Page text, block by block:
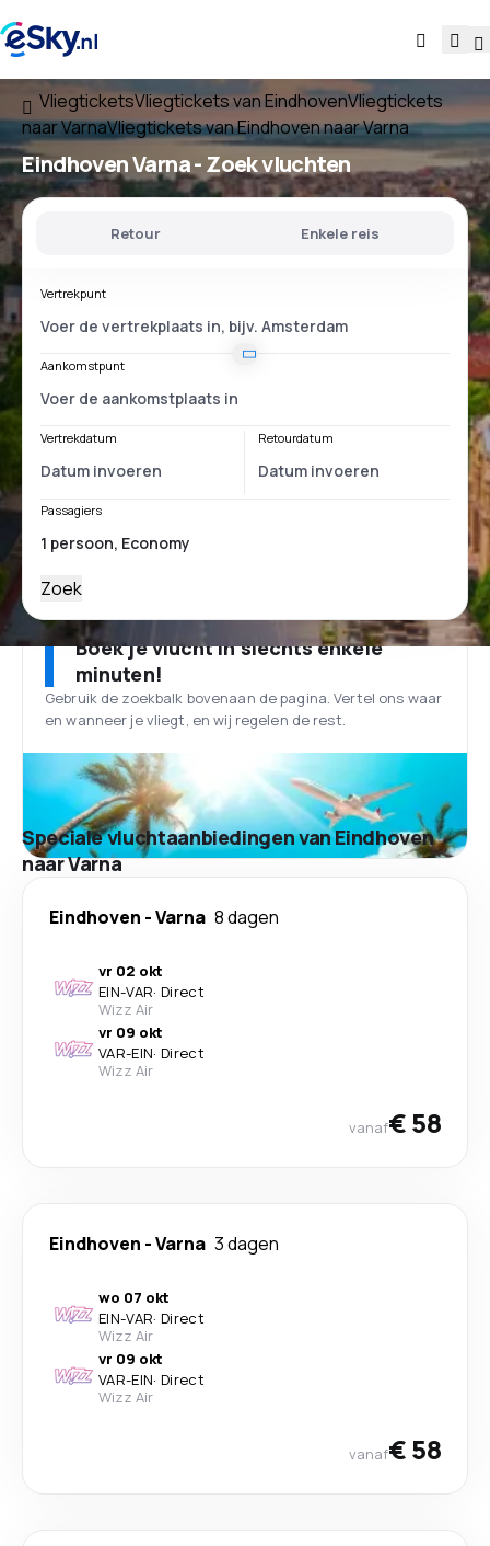
VliegticketsVliegtickets van EindhovenVliegtickets
naar VarnaVliegtickets van Eindhoven naar Varna
Eindhoven Varna- Zoek vluchten
Retour Enkele reis
Vertrekpunt
Aankomstpunt
Vertrekdatum Retourdatum
Passagiers
Zoek
Boek je vlucht in slechts enkele
minuten!
Gebruik de zoekbalk bovenaan de pagina. Vertel ons waar
en wanneer je vliegt, en wij regelen de rest.
Speciale vluchtaanbiedingen van Eindhoven
naar Varna
Eindhoven -Varna 8 dagen
vr 02 okt
EIN-VAR· Direct
Wizz Air
vr 09 okt
VAR-EIN· Direct
Wizz Air
vanaf€ 58
Eindhoven -Varna 3 dagen
wo 07 okt
EIN-VAR· Direct
Wizz Air
vr 09 okt
VAR-EIN· Direct
Wizz Air
vanaf€ 58